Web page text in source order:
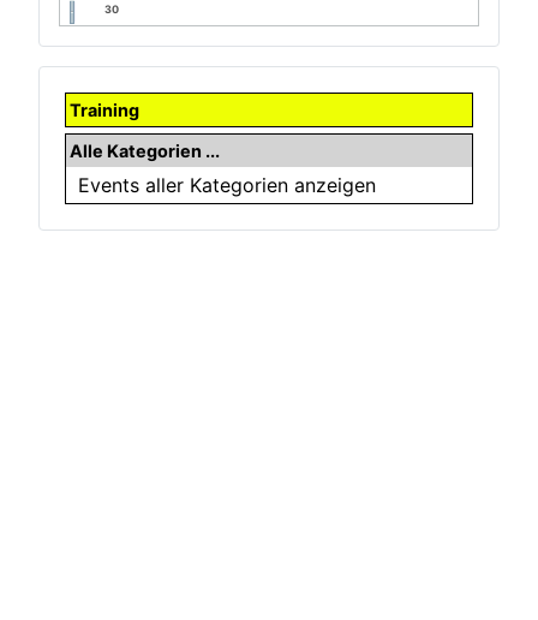
30
Training
Alle Kategorien ...
Events aller Kategorien anzeigen